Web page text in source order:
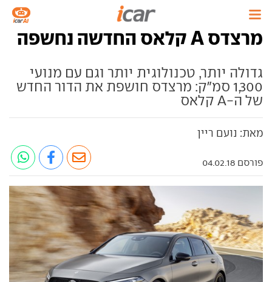
מרצדס A קלאס החדשה נחשפה
גדולה יותר, טכנולוגית יותר וגם עם מנועי
1,300 סמ"ק: מרצדס חושפת את הדור החדש
של ה-A קלאס
מאת: נועם ריין
פורסם 04.02.18